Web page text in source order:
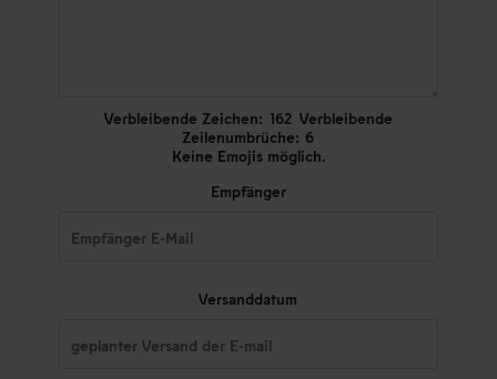
Verbleibende Zeichen: 162 Verbleibende
Zeilenumbrüche: 6
Keine Emojis möglich.
Empfänger
Versanddatum